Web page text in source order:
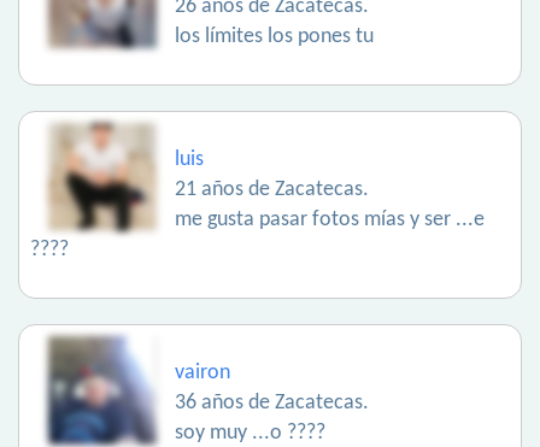
26 años de Zacatecas.
los límites los pones tu
luis
21 años de Zacatecas.
me gusta pasar fotos mías y ser ...e
????
vairon
36 años de Zacatecas.
soy muy ...o ????